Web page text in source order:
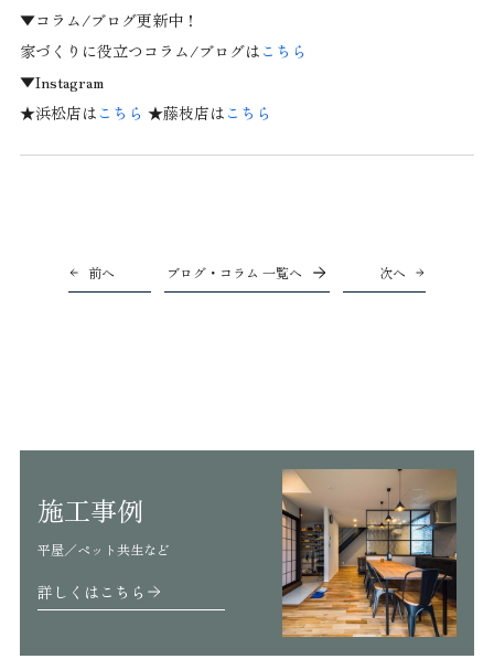
▼コラム/ブログ更新中！
家づくりに役立つコラム/ブログは こちら
▼Instagram
★浜松店は こちら ★藤枝店は こちら
前へ ブログ・コラム 一覧へ 次へ
施工事例
平屋／ペット共生など
詳しくはこちら